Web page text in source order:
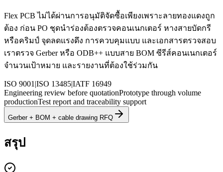
Flex PCB ไม่ได้ผ่านการอนุมัติจัดซื้อเพียงเพราะลายทองแดงถูก
ต้อง ก่อน PO ชุดนำร่องต้องตรวจคอนเนกเตอร์ หางสายบัดกรี
หรือคริมป์ จุดลดแรงดึง การควบคุมแบบ และเอกสารตรวจสอบ
เราตรวจ Gerber หรือ ODB++ แบบสาย BOM ซีรีส์คอนเนกเตอร์
จำนวนเป้าหมาย และรายงานที่ต้องใช้ร่วมกัน
ISO 9001 |ISO 13485|IATF 16949
Engineering review before quotationPrototype through volume
productionTest report and traceability support
Gerber + BOM + cable drawing RFQ
สรุป